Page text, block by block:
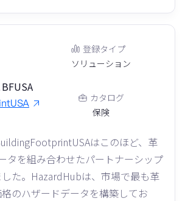
登録タイプ
ソリューション
カタログ
保険
はこのほど、革
タを組み合わせたパートナーシップ
た。HazardHubは、市場で最も革
のハザードデータを構築してお